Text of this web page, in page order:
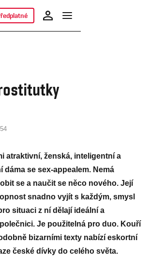
atraktivní, ženská, inteligentní a
dáma se sex-appealem. Nemá
se a naučit se něco nového. Její
snadno vyjít s každým, smysl
situaci z ní dělají ideální a
Je použitelná pro duo. Kouří
bizarními texty nabízí eskortní
české dívky do celého světa.